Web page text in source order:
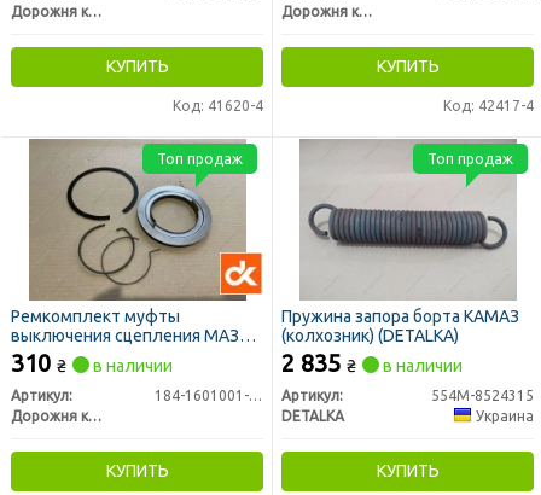
Дорожня карта
КУПИТЬ
Код: 41620-4
Дорожня карта
КУПИТЬ
Код: 42417-4
Ремкомплект муфты
выключения сцепления МАЗ
ЯМЗ-183, 184 малый (ДК)
310 ₴ в наличии
Артикул:
184-1601001-10
Дорожня карта
КУПИТЬ
Топ продаж
Пружина запора борта КАМАЗ
(колхозник) (DETALKA)
2 835 ₴ в наличии
Артикул:
554М-8524315
DETALKA
Украина
КУПИТЬ
Топ продаж